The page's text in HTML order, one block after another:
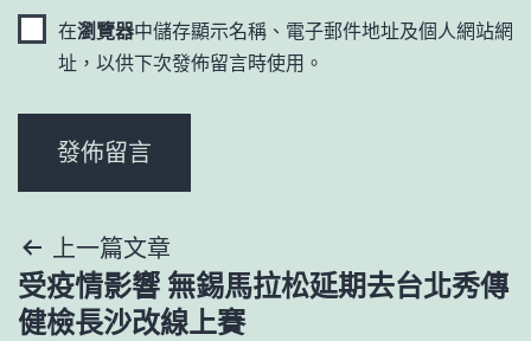
在瀏覽器中儲存顯示名稱、電子郵件地址及個人網站網
址，以供下次發佈留言時使用。
文
章
上一篇文章
受疫情影響 無錫馬拉松延期去台北秀傳
健檢長沙改線上賽